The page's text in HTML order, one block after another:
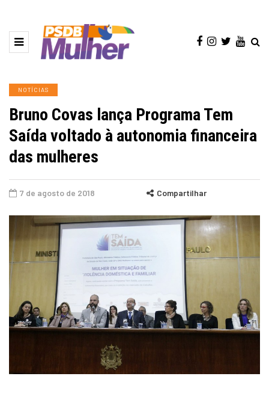
NOTÍCIAS
Bruno Covas lança Programa Tem
Saída voltado à autonomia financeira
das mulheres
7 de agosto de 2018 Compartilhar